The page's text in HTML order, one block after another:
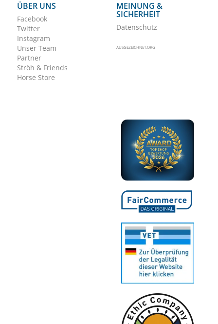
ÜBER UNS
Facebook
Twitter
Instagram
Unser Team
Partner
Ströh & Friends
Horse Store
MEINUNG &
SICHERHEIT
Datenschutz
AUSGEZEICHNET.ORG